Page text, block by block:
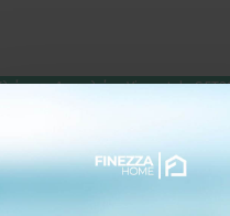
Ασφαλείας Viometale